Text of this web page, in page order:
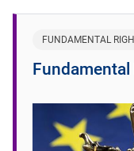
FUNDAMENTAL